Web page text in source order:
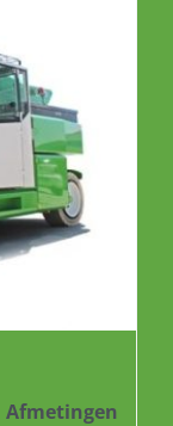
Afmetingen